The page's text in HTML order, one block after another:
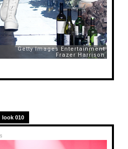
look 010